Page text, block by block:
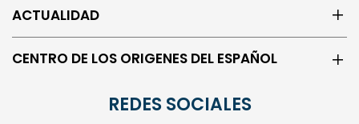
ACTUALIDAD
CENTRO DE LOS ORIGENES DEL ESPAÑOL
REDES SOCIALES